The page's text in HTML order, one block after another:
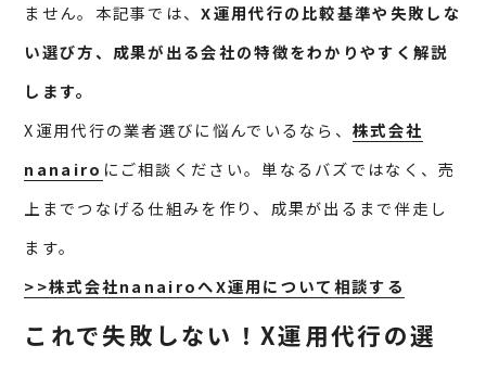
ません。本記事では、X運用代行の比較基準や失敗しな
い選び方、成果が出る会社の特徴をわかりやすく解説
します。
X運用代行の業者選びに悩んでいるなら、株式会社
nanairo にご相談ください。単なるバズではなく、売
上までつなげる仕組みを作り、成果が出るまで伴走し
ます。
>>株式会社nanairoへX運用について相談する
これで失敗しない！X運用代行の選